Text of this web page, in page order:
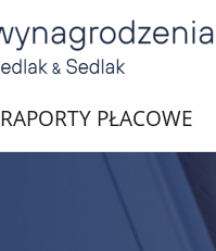
RAPORTY PŁACOWE